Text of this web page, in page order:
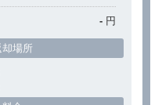
- 円
却場所